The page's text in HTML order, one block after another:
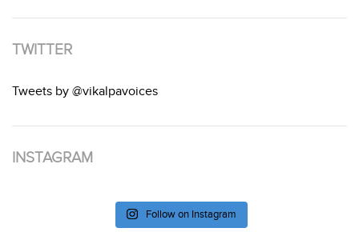
TWITTER
Tweets by @vikalpavoices
INSTAGRAM
Follow on Instagram